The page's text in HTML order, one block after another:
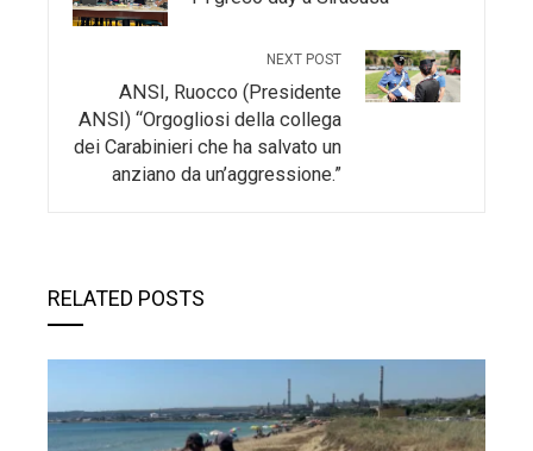
NEXT POST
ANSI, Ruocco (Presidente
ANSI) “Orgogliosi della collega
dei Carabinieri che ha salvato un
anziano da un’aggressione.”
RELATED POSTS